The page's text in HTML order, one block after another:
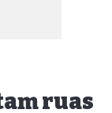
ruas